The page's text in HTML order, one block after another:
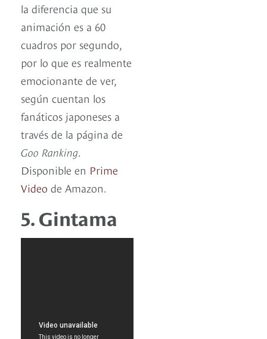
la diferencia que su
animación es a 60
cuadros por segundo,
por lo que es realmente
emocionante de ver,
según cuentan los
fanáticos japoneses a
través de la página de
Goo Ranking.
Disponible en Prime
Video de Amazon.
5. Gintama